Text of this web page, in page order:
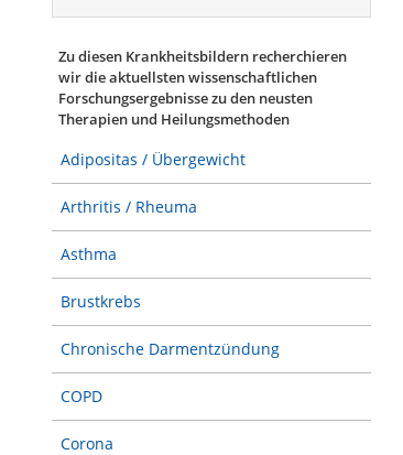
Zu diesen Krankheitsbildern recherchieren
wir die aktuellsten wissenschaftlichen
Forschungs­ergebnisse zu den neusten
Therapien und Heilungsmethoden
Adipositas / Übergewicht
Arthritis / Rheuma
Asthma
Brustkrebs
Chronische Darmentzündung
COPD
Corona